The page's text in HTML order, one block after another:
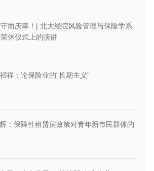
而庆幸！| 北大经院风险管理与保险学系
休仪式上的演讲
祥：论保险业的“长期主义”
：保障性租赁房政策对青年新市民群体的